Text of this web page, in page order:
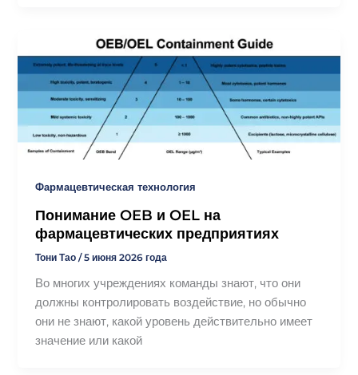
Фармацевтическая технология
Понимание OEB и OEL на
фармацевтических предприятиях
Тони Тао/5 июня 2026 года
Во многих учреждениях команды знают, что они
должны контролировать воздействие, но обычно
они не знают, какой уровень действительно имеет
значение или какой